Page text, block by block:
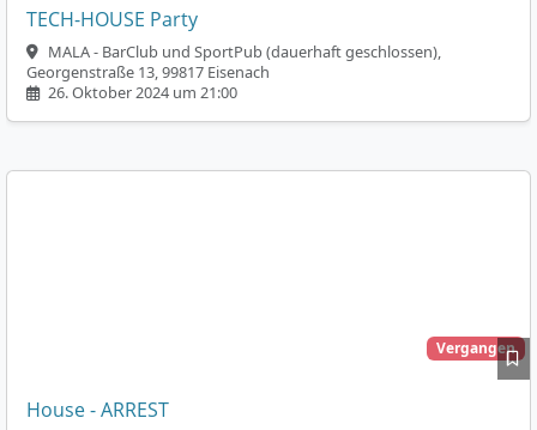
TECH-HOUSE Party
MALA - BarClub und SportPub (dauerhaft geschlossen),
Georgenstraße 13, 99817 Eisenach
26. Oktober 2024 um 21:00
Vergangen
House - ARREST